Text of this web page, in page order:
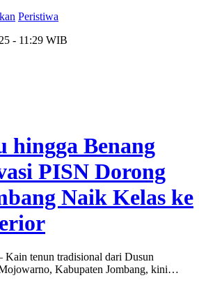
Peristiwa
- 11:29 WIB
hingga Benang
PISN Dorong
Naik Kelas ke
tenun tradisional dari Dusun
Kabupaten Jombang, kini…